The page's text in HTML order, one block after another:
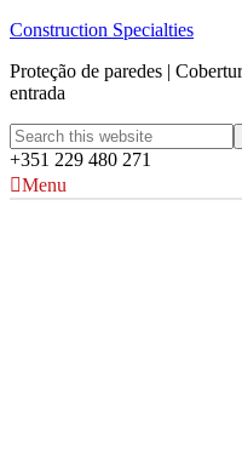
Construction Specialties
Proteção de paredes |
entrada
+351 229 480 271
Menu